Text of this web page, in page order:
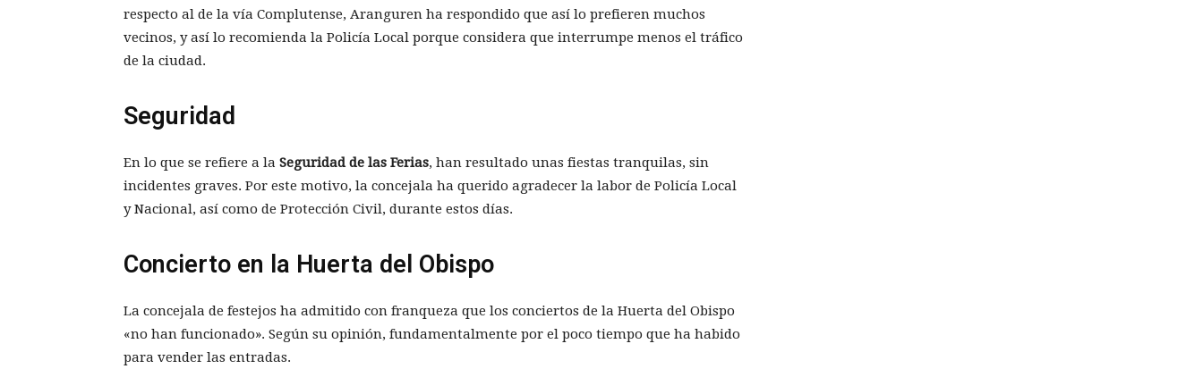
respecto al de la vía Complutense, Aranguren ha respondido que así lo prefieren muchos
vecinos, y así lo recomienda la Policía Local porque considera que interrumpe menos el tráfico
de la ciudad.
Seguridad
En lo que se refiere a la Seguridad de las Ferias, han resultado unas fiestas tranquilas, sin
incidentes graves. Por este motivo, la concejala ha querido agradecer la labor de Policía Local
y Nacional, así como de Protección Civil, durante estos días.
Concierto en la Huerta del Obispo
La concejala de festejos ha admitido con franqueza que los conciertos de la Huerta del Obispo
«no han funcionado». Según su opinión, fundamentalmente por el poco tiempo que ha habido
para vender las entradas.